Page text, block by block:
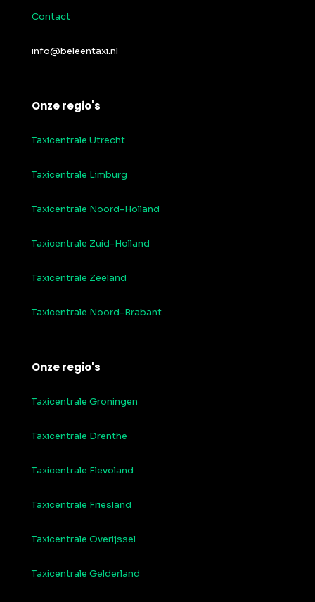
Contact
info@beleentaxi.nl
Onze regio's
Taxicentrale Utrecht
Taxicentrale Limburg
Taxicentrale Noord-Holland
Taxicentrale Zuid-Holland
Taxicentrale Zeeland
Taxicentrale Noord-Brabant
Onze regio's
Taxicentrale Groningen
Taxicentrale Drenthe
Taxicentrale Flevoland
Taxicentrale Friesland
Taxicentrale Overijssel
Taxicentrale Gelderland